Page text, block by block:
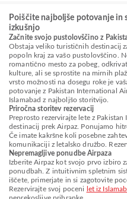
Poiščite najboljše potovanje
izkušnjo
Začnite svojo pustolovščino z
Obstaja veliko turističnih destinacij
popoln kraj za vašo pustolovščino.
romantično mesto za pobeg,
kulture, ali se sprostite na mirnih
vrsto možnosti na dosegu roke je
potovanje z Pakistan International
Islamabad z najboljšo storitvijo.
Priročna storitev rezervacij
Preprosto rezervirajte lete z
destinacij prek Airpaz. Ponujamo
Če imate kakršne koli posebne
komunikaciji z letalsko družbo.
Nepremagljive ponudbe Airpaza
Izberite Airpaz kot svojo prvo izbiro
ponudbah. Z intuitivnim spletnim
iščete, primerjate in si zagotovite
Rezervirajte svoj poceni
let iz